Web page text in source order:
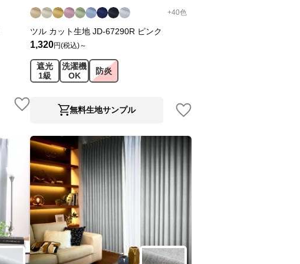
+40色
ツル カット生地 JD-67290R ピンク
1,320円(税込)～
遮光
1級
洗濯機
OK
防炎
無料生地サンプル